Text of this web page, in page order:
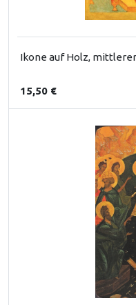
Ikone auf Holz,
15,50 €